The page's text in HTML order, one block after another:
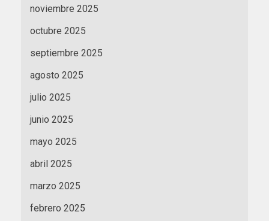
noviembre 2025
octubre 2025
septiembre 2025
agosto 2025
julio 2025
junio 2025
mayo 2025
abril 2025
marzo 2025
febrero 2025